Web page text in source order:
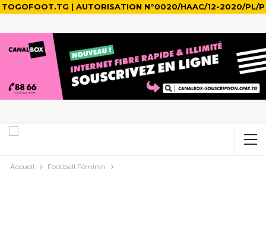
TOGOFOOT.TG | AUTORISATION N°0020/HAAC/12-2020/PL/P
Accueil Football Féminin